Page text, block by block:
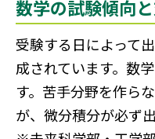
数学の試験傾向
受験する日によって
成されています。数
す。苦手分野を作ら
が、微分積分が必ず